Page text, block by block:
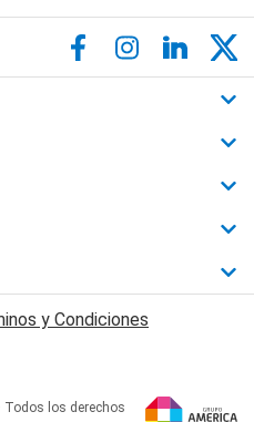
y Condiciones
Todos los derechos